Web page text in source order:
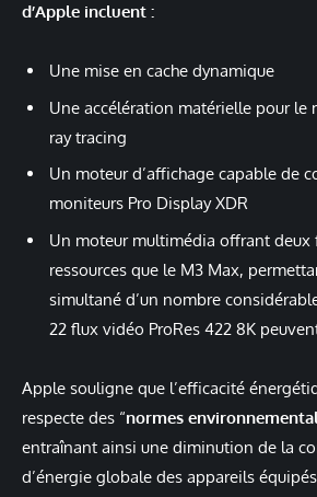
d’Apple incluent :
Une mise en cache dynamique
Une accélération matérielle pour le
ray tracing
Un moteur d’affichage capable de
moniteurs Pro Display XDR
Un moteur multimédia offrant deux
ressources que le M3 Max,
simultané d’un nombre
22 flux vidéo ProRes 422 8K
Apple souligne que l’efficacité
respecte des “normes
entraînant ainsi une diminution de la
d’énergie globale des appareils